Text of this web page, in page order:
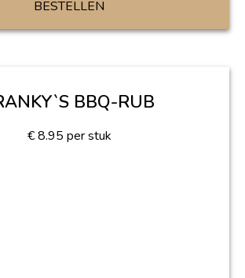
BESTELLEN
BBQ-RUB
€ 8.95 per stuk